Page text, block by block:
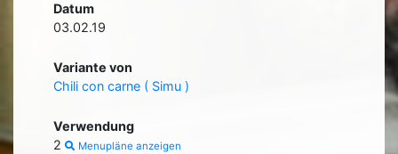
Datum
03.02.19
Variante von
Chili con carne ( Simu )
Verwendung
2
Menupläne anzeigen